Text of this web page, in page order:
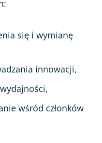
się i wymianę
innowacji,
wśród członków